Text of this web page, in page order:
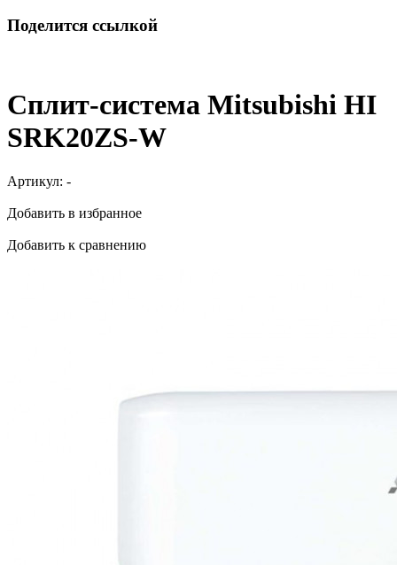
Поделится ссылкой
Сплит-система Mitsubishi HI
SRK20ZS-W
Артикул: -
Добавить в избранное
Добавить к сравнению